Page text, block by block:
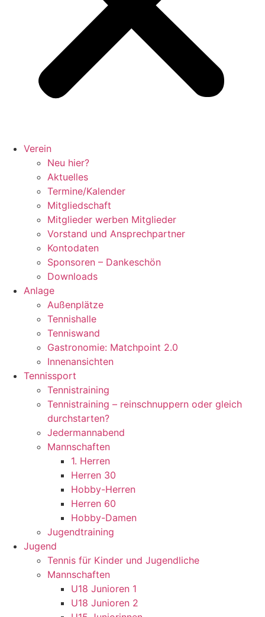
Verein
Neu hier?
Aktuelles
Termine/Kalender
Mitgliedschaft
Mitglieder werben Mitglieder
Vorstand und Ansprechpartner
Kontodaten
Sponsoren – Dankeschön
Downloads
Anlage
Außenplätze
Tennishalle
Tenniswand
Gastronomie: Matchpoint 2.0
Innenansichten
Tennissport
Tennistraining
Tennistraining – reinschnuppern oder gleich
durchstarten?
Jedermannabend
Mannschaften
1. Herren
Herren 30
Hobby-Herren
Herren 60
Hobby-Damen
Jugendtraining
Jugend
Tennis für Kinder und Jugendliche
Mannschaften
U18 Junioren 1
U18 Junioren 2